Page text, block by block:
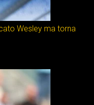
Wesley ma torna